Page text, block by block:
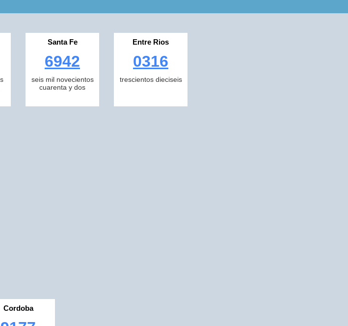
Santa Fe
6942
seis mil novecientos
cuarenta y dos
Entre Rios
0316
trescientos dieciseis
Cordoba